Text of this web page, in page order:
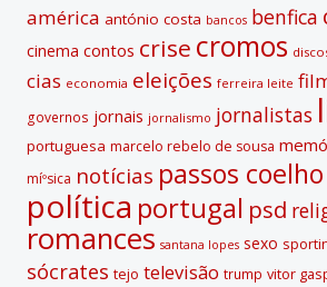
américa antónio costa bancos benfica
cinema contos crise cromos
cias economia eleições ferreira leite
governos jornais jornalismo jornalistas
portuguesa marcelo rebelo de sousa
míºsica notí­cias passos coelho
polí­tica portugal psd
romances santana lopes sexo
sócrates tejo televisão trump vitor